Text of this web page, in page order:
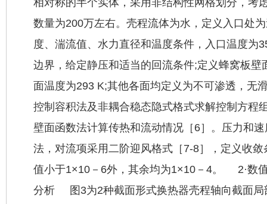
数量为200万左右。壳程流体为水，定义入口处
度、湍流值、水力直径和温度条件，入口温度为
边界，给定静压和适当的回流条件;定义蜂窝板壁
面温度为293 K;其他各面均定义为不可渗透，
控制容积法及非耦合稳态隐式格式求解控制方程
壁面函数法计算传热和流动情况［6］。压力和
法，对流项采用二阶迎风格式［7-8］，定义收
值小于1×10－6外，其余均为1×10－4。 2·数
分析 图3为2种截面形式换热器壳程轴向截面局